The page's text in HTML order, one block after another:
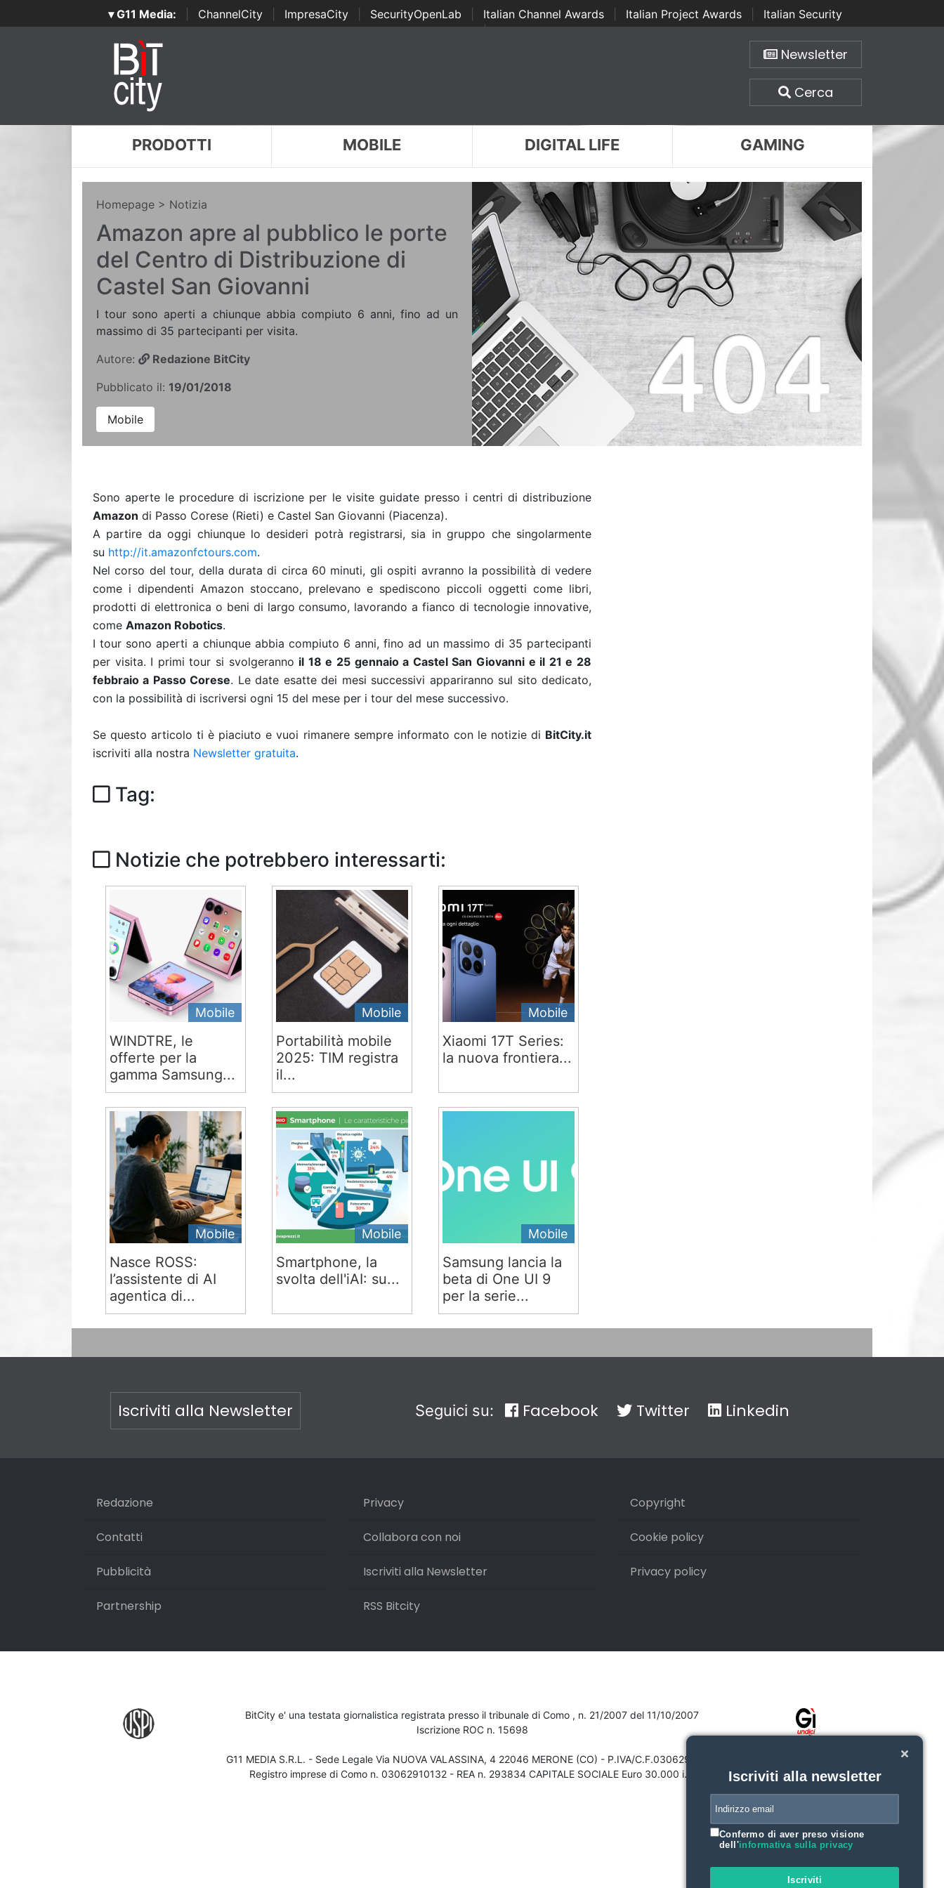
▾ G11 Media: ChannelCity ImpresaCity SecurityOpenLab Italian Channel Awards Italian Project Awards
Italian Security
Awards | ...
Newsletter
Cerca
PRODOTTI MOBILE DIGITAL LIFE GAMING
Homepage > Notizia
Amazon apre al pubblico le porte
del Centro di Distribuzione di
Castel San Giovanni
I tour sono aperti a chiunque abbia compiuto 6 anni, fino ad un
massimo di 35 partecipanti per visita.
Autore:
Redazione BitCity
Pubblicato il: 19/01/2018
Mobile
Sono aperte le procedure di iscrizione per le visite guidate presso i centri di distribuzione
Amazon di Passo Corese (Rieti) e Castel San Giovanni (Piacenza).
A partire da oggi chiunque lo desideri potrà registrarsi, sia in gruppo che singolarmente
su http://it.amazonfctours.com.
Nel corso del tour, della durata di circa 60 minuti, gli ospiti avranno la possibilità di vedere
come i dipendenti Amazon stoccano, prelevano e spediscono piccoli oggetti come libri,
prodotti di elettronica o beni di largo consumo, lavorando a fianco di tecnologie innovative,
come Amazon Robotics.
I tour sono aperti a chiunque abbia compiuto 6 anni, fino ad un massimo di 35 partecipanti
per visita. I primi tour si svolgeranno il 18 e 25 gennaio a Castel San Giovanni e il 21 e 28
febbraio a Passo Corese. Le date esatte dei mesi successivi appariranno sul sito dedicato,
con la possibilità di iscriversi ogni 15 del mese per i tour del mese successivo.
Se questo articolo ti è piaciuto e vuoi rimanere sempre informato con le notizie di BitCity.it
iscriviti alla nostra Newsletter gratuita.
Tag:
Notizie che potrebbero interessarti:
Mobile
WINDTRE, le
offerte per la
gamma Samsung...
Mobile
Portabilità mobile
2025: TIM registra
il...
Mobile
Xiaomi 17T Series:
la nuova frontiera...
Mobile
Nasce ROSS:
l’assistente di AI
agentica di...
Mobile
Smartphone, la
svolta dell'iAI: su...
Mobile
Samsung lancia la
beta di One UI 9
per la serie...
Iscriviti alla Newsletter Seguici su: Facebook Twitter Linkedin
Redazione
Contatti
Pubblicità
Partnership
Privacy
Collabora con noi
Iscriviti alla Newsletter
RSS Bitcity
Copyright
Cookie policy
Privacy policy
BitCity e' una testata giornalistica registrata presso il tribunale di Como , n. 21/2007 del 11/10/2007
Iscrizione ROC n. 15698
G11 MEDIA S.R.L. - Sede Legale Via NUOVA VALASSINA, 4 22046 MERONE (CO) - P.IVA/C.F.03062910132
Registro imprese di Como n. 03062910132 - REA n. 293834 CAPITALE SOCIALE Euro 30.000 i.v.
Iscriviti alla newsletter
Confermo di aver preso visione
dell'informativa sulla privacy
Iscriviti